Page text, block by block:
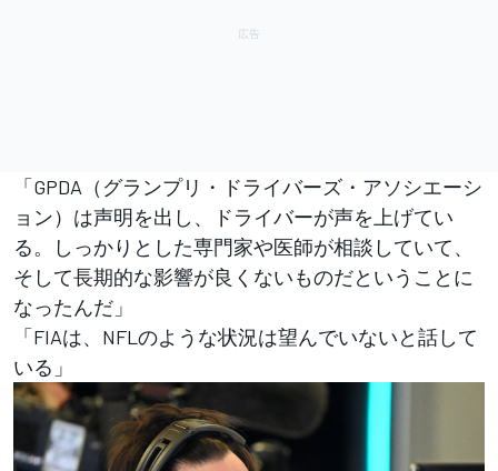
「GPDA（グランプリ・ドライバーズ・アソシエーシ
ョン）は声明を出し、ドライバーが声を上げてい
る。しっかりとした専門家や医師が相談していて、
そして長期的な影響が良くないものだということに
なったんだ」
「FIAは、NFLのような状況は望んでいないと話して
いる」